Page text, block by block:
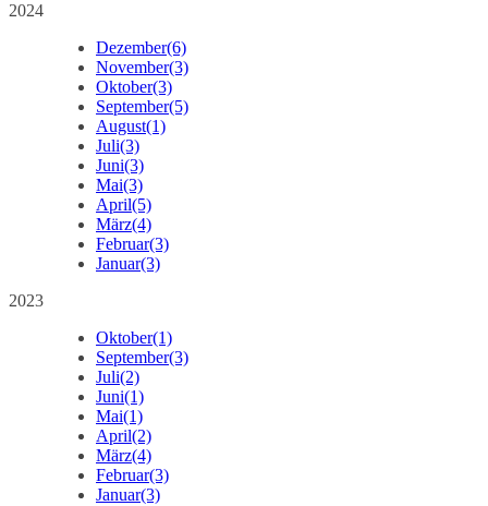
2024
Dezember(6)
November(3)
Oktober(3)
September(5)
August(1)
Juli(3)
Juni(3)
Mai(3)
April(5)
März(4)
Februar(3)
Januar(3)
2023
Oktober(1)
September(3)
Juli(2)
Juni(1)
Mai(1)
April(2)
März(4)
Februar(3)
Januar(3)